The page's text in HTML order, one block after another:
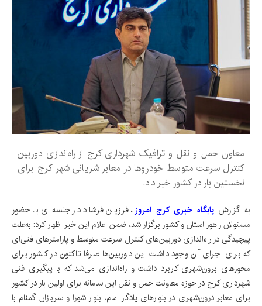
معاون حمل و نقل و ترافیک شهرداری کرج از راه‌اندازی دوربین
کنترل سرعت متوسط خودروها در معابر شریانی شهر کرج برای
نخستین بار در کشور خبر داد.
به گزارش پایگاه خبری کرج امروز، فرزین فرشاد در جلسه‌ای با حضور
مسئولان راهور استان و کشور برگزار شد، ضمن اعلام این خبر اظهار کرد: به‌علت
پیچیدگی در راه‌اندازی دوربین‌های کنترل سرعت متوسط و پارامترهای فنی‌ای
که برای اجرای آن وجود داشت این دوربین‌ها صرفا تاکنون در کشور برای
محورهای برون‌شهری کاربرد داشت و راه‌اندازی می‌شد که با پیگیری فنی
شهرداری کرج در حوزه معاونت حمل و نقل این سامانه برای اولین بار در کشور
برای معابر درون‌شهری در بلوارهای یادگار امام، بلوار شورا و سربازان گمنام با